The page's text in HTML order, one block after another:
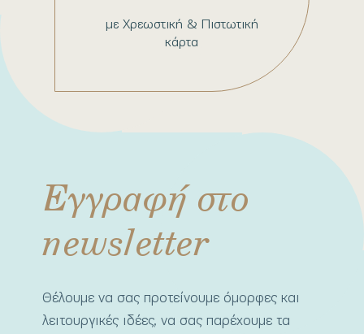
με Χρεωστική & Πιστωτική
κάρτα
Εγγραφή στο
newsletter
Θέλουμε να σας προτείνουμε όμορφες και
λειτουργικές ιδέες, να σας παρέχουμε τα